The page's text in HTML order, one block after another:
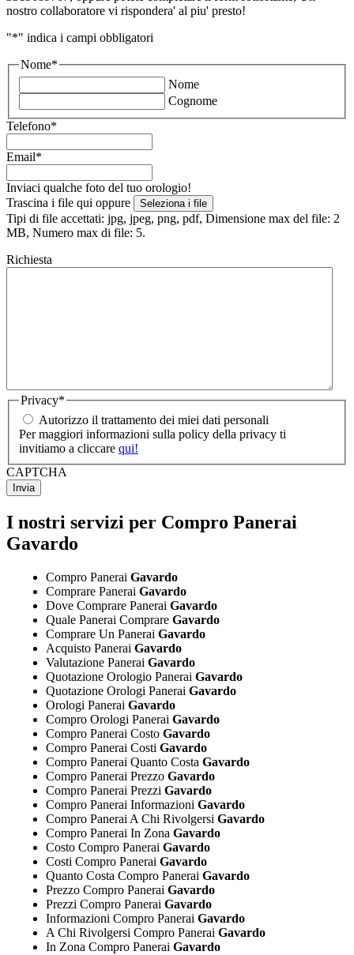
nostro collaboratore vi rispondera' al piu' presto!
"*" indica i campi obbligatori
Nome*
Nome
Cognome
Telefono*
Email*
Inviaci qualche foto del tuo orologio!
Trascina i file qui oppure
Seleziona i file
Tipi di file accettati: jpg, jpeg, png, pdf, Dimensione max del file: 2
MB, Numero max di file: 5.
Richiesta
Privacy*
Autorizzo il trattamento dei miei dati personali
Per maggiori informazioni sulla policy della privacy ti
invitiamo a cliccare qui!
CAPTCHA
I nostri servizi per Compro Panerai
Gavardo
Compro Panerai Gavardo
Comprare Panerai Gavardo
Dove Comprare Panerai Gavardo
Quale Panerai Comprare Gavardo
Comprare Un Panerai Gavardo
Acquisto Panerai Gavardo
Valutazione Panerai Gavardo
Quotazione Orologio Panerai Gavardo
Quotazione Orologi Panerai Gavardo
Orologi Panerai Gavardo
Compro Orologi Panerai Gavardo
Compro Panerai Costo Gavardo
Compro Panerai Costi Gavardo
Compro Panerai Quanto Costa Gavardo
Compro Panerai Prezzo Gavardo
Compro Panerai Prezzi Gavardo
Compro Panerai Informazioni Gavardo
Compro Panerai A Chi Rivolgersi Gavardo
Compro Panerai In Zona Gavardo
Costo Compro Panerai Gavardo
Costi Compro Panerai Gavardo
Quanto Costa Compro Panerai Gavardo
Prezzo Compro Panerai Gavardo
Prezzi Compro Panerai Gavardo
Informazioni Compro Panerai Gavardo
A Chi Rivolgersi Compro Panerai Gavardo
In Zona Compro Panerai Gavardo